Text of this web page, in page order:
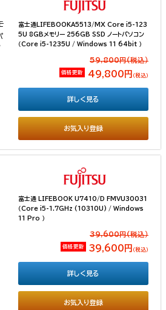
富士通LIFEBOOKA5513/MX Core i5-123
5U 8GBメモリー 256GB SSD ノートパソコン
（Core i5-1235U / Windows 11 64bit ）
59,800円(税込）
価格更新 49,800円 （税込）
お気入り登録
詳しく見る
富士通 LIFEBOOK U7410/D FMVU30031
（Core i5-1.7GHz (10310U) / Windows
11 Pro ）
39,600円(税込）
価格更新 39,600円 （税込）
お気入り登録
詳しく見る